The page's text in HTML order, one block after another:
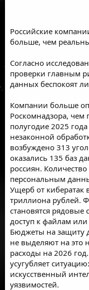
Российские
больше, чем
Согласно
проверки главным
данных беспокоят
Компании больше
Роскомнадзора, чем
полугодие 2025
незаконной
возбуждено 313
оказались 135 баз
россиян.
персональным
Ущерб от кибератак
триллиона рублей.
становятся рядовые
доступ к файлам
Бюджеты на защиту
не выделяют на это
расходы на 2026
усугубляет
искусственный
уязвимостей.